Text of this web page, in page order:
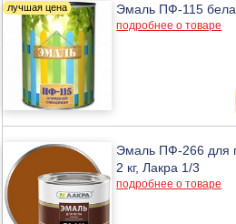
Эмаль ПФ-115
подробнее о товаре
Эмаль ПФ-266 для
2 кг, Лакра 1/3
подробнее о товаре